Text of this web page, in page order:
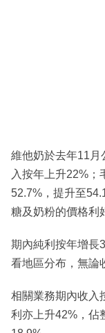
維他奶於去年11月
入按年上升22%；
52.7%，提升至
糖及奶粉的價格利
期內純利按年增長
看地區分布，無論
相關業務期內收入
利亦上升42%，佔